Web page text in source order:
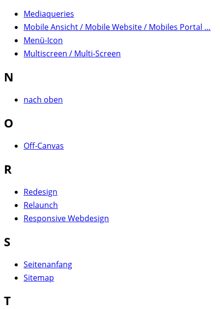
Mediaqueries
Mobile Ansicht / Mobile Website / Mobiles Portal …
Menü-Icon
Multiscreen / Multi-Screen
N
nach oben
O
Off-Canvas
R
Redesign
Relaunch
Responsive Webdesign
S
Seitenanfang
Sitemap
T